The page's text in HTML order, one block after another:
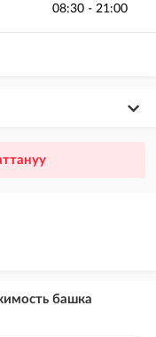
08:30 - 21:00
+ Instagramдагы акы
(VIPтен кийин)
башка